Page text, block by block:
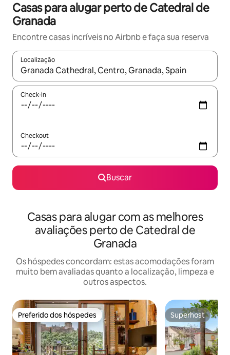
Casas para alugar perto de Catedral de
Granada
Encontre casas incríveis no Airbnb e faça sua reserva
Localização
Quando os resultados estiverem disponíveis, explore-os
Check-in
Checkout
Buscar
Casas para alugar com as melhores
avaliações perto de Catedral de
Granada
Os hóspedes concordam: estas acomodações foram
muito bem avaliadas quanto a localização, limpeza e
outros aspectos.
Preferido dos hóspedes
Preferido dos hóspedes Superhost
Superhost